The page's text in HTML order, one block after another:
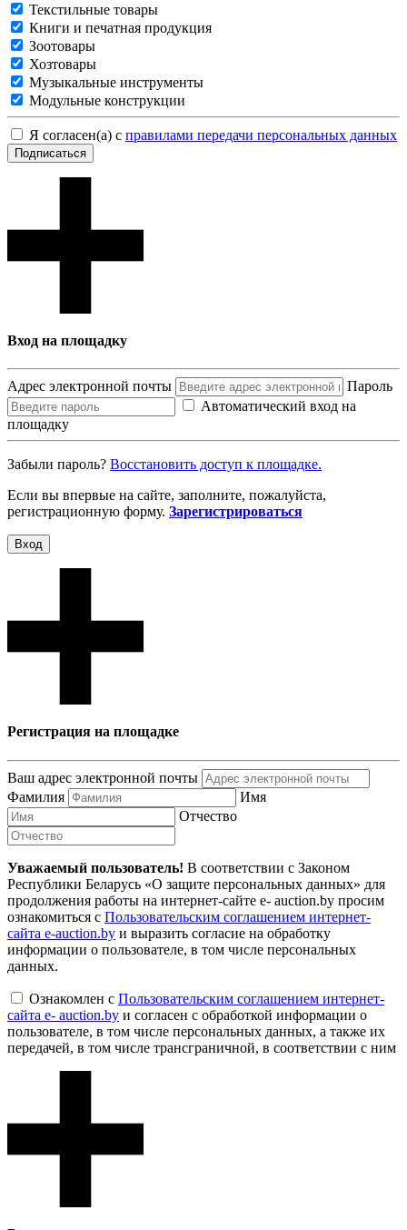
Текстильные товары
Книги и печатная продукция
Зоотовары
Хозтовары
Музыкальные инструменты
Модульные конструкции
Я согласен(а) с правилами передачи персональных данных
Подписаться
Вход на площадку
Адрес электронной почты
Пароль
Автоматический вход на
площадку
Забыли пароль? Восcтановить доступ к площадке.
Если вы впервые на сайте, заполните, пожалуйста,
регистрационную форму. Зарегистрироваться
Вход
Регистрация на площадке
Ваш адрес электронной почты
Фамилия
Имя
Отчество
Уважаемый пользователь! В соответствии с Законом
Республики Беларусь «О защите персональных данных» для
продолжения работы на интернет-сайте e- auction.by просим
ознакомиться с Пользовательским соглашением интернет-
сайта e-auction.by и выразить согласие на обработку
информации о пользователе, в том числе персональных
данных.
Ознакомлен с Пользовательским соглашением интернет-
сайта e- auction.by и согласен с обработкой информации о
пользователе, в том числе персональных данных, а также их
передачей, в том числе трансграничной, в соответствии с ним